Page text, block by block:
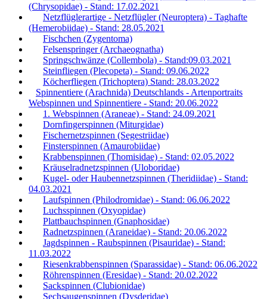
(Chrysopidae) - Stand: 17.02.2021
Netzflüglerartige - Netzflügler (Neuroptera) - Taghafte
(Hemerobiidae) - Stand: 28.05.2021
Fischchen (Zygentoma)
Felsenspringer (Archaeognatha)
Springschwänze (Collembola) - Stand:09.03.2021
Steinfliegen (Plecopeta) - Stand: 09.06.2022
Köcherfliegen (Trichoptera) Stand: 28.03.2022
Spinnentiere (Arachnida) Deutschlands - Artenportraits
Webspinnen und Spinnentiere - Stand: 20.06.2022
1. Webspinnen (Araneae) - Stand: 24.09.2021
Dornfingerspinnen (Miturgidae)
Fischernetzspinnen (Segestriidae)
Finsterspinnen (Amaurobiidae)
Krabbenspinnen (Thomisidae) - Stand: 02.05.2022
Kräuselradnetzspinnen (Uloboridae)
Kugel- oder Haubennetzspinnen (Theridiidae) - Stand:
04.03.2021
Laufspinnen (Philodromidae) - Stand: 06.06.2022
Luchsspinnen (Oxyopidae)
Plattbauchspinnen (Gnaphosidae)
Radnetzspinnen (Araneidae) - Stand: 20.06.2022
Jagdspinnen - Raubspinnen (Pisauridae) - Stand:
11.03.2022
Riesenkrabbenspinnen (Sparassidae) - Stand: 06.06.2022
Röhrenspinnen (Eresidae) - Stand: 20.02.2022
Sackspinnen (Clubionidae)
Sechsaugenspinnen (Dysderidae)